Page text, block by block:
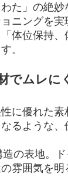
わた」の絶
ニングを実
体位保持、
。
でムレに
に優れた素
るような、
の表地。
雰囲気を明